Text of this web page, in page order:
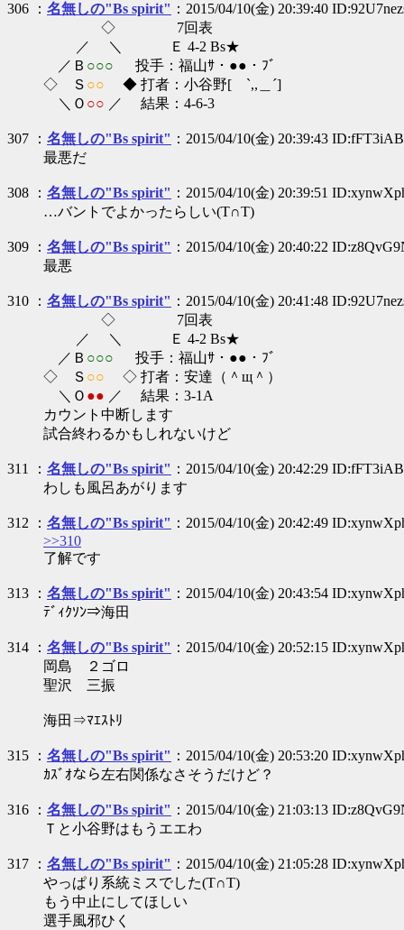
306 ： 名無しの"Bs spirit" ：2015/04/10(金) 20:39:40
◇ 7回表
／ ＼ Ｅ 4-2 Bs★
／Ｂ ○○○ 投手：福山ｻ・●●・ﾌﾞ
◇ Ｓ ○○ ◆ 打者：小谷野[ `,,＿´]
＼Ｏ ○○ ／ 結果：4-6-3
307 ： 名無しの"Bs spirit" ：2015/04/10(金) 20:39:43
最悪だ
308 ： 名無しの"Bs spirit" ：2015/04/10(金) 20:39:51
…バントでよかったらしい(T∩T)
309 ： 名無しの"Bs spirit" ：2015/04/10(金) 20:40:22
最悪
310 ： 名無しの"Bs spirit" ：2015/04/10(金) 20:41:48
◇ 7回表
／ ＼ Ｅ 4-2 Bs★
／Ｂ ○○○ 投手：福山ｻ・●●・ﾌﾞ
◇ Ｓ ○○ ◇ 打者：安達（＾щ＾）
＼Ｏ ●● ／ 結果：3-1A
カウント中断します
試合終わるかもしれないけど
311 ： 名無しの"Bs spirit" ：2015/04/10(金) 20:42:29
わしも風呂あがります
312 ： 名無しの"Bs spirit" ：2015/04/10(金) 20:42:49
>>310
了解です
313 ： 名無しの"Bs spirit" ：2015/04/10(金) 20:43:54
ﾃﾞｨｸｿﾝ⇒海田
314 ： 名無しの"Bs spirit" ：2015/04/10(金) 20:52:15
岡島 ２ゴロ
聖沢 三振
海田⇒ﾏｴｽﾄﾘ
315 ： 名無しの"Bs spirit" ：2015/04/10(金) 20:53:20
ｶｽﾞｵなら左右関係なさそうだけど？
316 ： 名無しの"Bs spirit" ：2015/04/10(金) 21:03:13
Ｔと小谷野はもうエエわ
317 ： 名無しの"Bs spirit" ：2015/04/10(金) 21:05:28
やっぱり系統ミスでした(T∩T)
もう中止にしてほしい
選手風邪ひく